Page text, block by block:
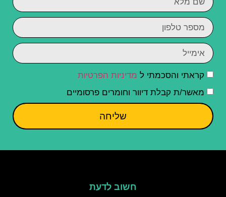
קראתי והסכמתי ל מדיניות הפרטיות
מאשר/ת קבלת דיוור וחומרים פרסומיים
שליחה
חשוב לדעת